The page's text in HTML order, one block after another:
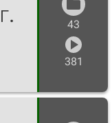
43
381